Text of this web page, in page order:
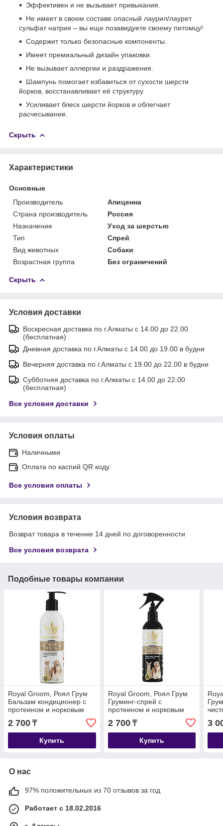
Эффективен и не вызывает привыкания.
Не имеет в своем составе опасный лаурил/лаурет
сульфат натрия – вы еще позавидуете своему питомцу!
Содержит только безопасные компоненты.
Имеет премиальный дизайн упаковки.
Не вызывает аллергии и раздражения.
Шампунь помогает избавиться от сухости шерсти
йорков, восстанавливает её структуру.
Усиливает блеск шерсти йорков и облегчает
расчесывание.
Скрыть
Характеристики
Основные
Производитель
Апиценна
Страна производитель
Россия
Назначение
Уход за шерстью
Тип
Спрей
Вид животных
Собаки
Возрастная группа
Без ограничений
Скрыть
Условия доставки
Воскресная доставка по г.Алматы с 14.00 до 22.00
(бесплатная)
Дневная доставка по г.Алматы с 14.00 до 19.00 в будни
Вечерняя доставка по г.Алматы с 19.00 до 22.00 в будни
Субботняя доставка по г.Алматы с 14.00 до 22.00
(бесплатная)
Все условия доставки
Условия оплаты
Наличными
Оплата по каспий QR коду.
Все условия оплаты
Условия возврата
Возврат товара в течение 14 дней по договоренности
Все условия возврата
Подобные товары компании
Royal Groom, Роял Грум
Бальзам кондиционер с
протеином и норковым
маслом, 200мл
2 700 ₸
Купить
Royal Groom, Роял Грум
Груминг-спрей с
протеином и норковым
маслом, 200мл
2 700₸
Купить
3
О нас
97% положительных из 70 отзывов за год
Работает с 18.02.2016